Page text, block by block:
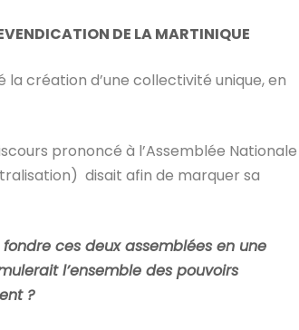
DE LA MARTINIQUE
création d’une collectivité unique, en
prononcé à l’Assemblée Nationale
disait afin de marquer sa
ces deux assemblées en une
l’ensemble des pouvoirs
?